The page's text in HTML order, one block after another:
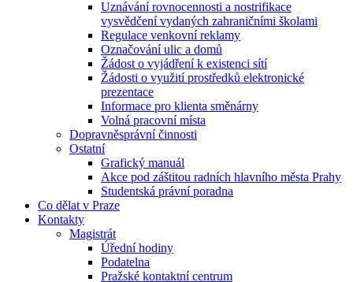
Uznávání rovnocennosti a nostrifikace
vysvědčení vydaných zahraničními školami
Regulace venkovní reklamy
Označování ulic a domů
Žádost o vyjádření k existenci sítí
Žádosti o využití prostředků elektronické
prezentace
Informace pro klienta směnárny
Volná pracovní místa
Dopravněsprávní činnosti
Ostatní
Grafický manuál
Akce pod záštitou radních hlavního města Prahy
Studentská právní poradna
Co dělat v Praze
Kontakty
Magistrát
Úřední hodiny
Podatelna
Pražské kontaktní centrum